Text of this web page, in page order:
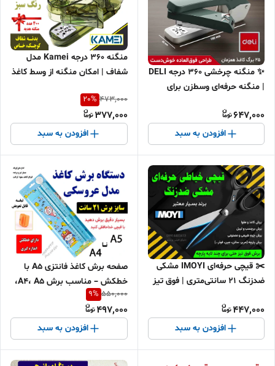
✨ منگنه چرخشی 360 درجه DELI
| منگنه حرفه‌ای وسط‌زن برای
647,000
افزودن به سبد
منگنه 360 درجه Kamei مدل
شفاف | امکان منگنه از وسط کاغذ
473,000
20%
377,000
افزودن به سبد
✂️ قیچی حرفه‌ای IMOYI مشکی
ضدزنگ ۲۱ سانتی‌متری | فوق تیز
چرم
447,000
افزودن به سبد
صفحه برش کاغذ فانتزی A5 با
خطکش – مناسب برش A4، A5،
عکس و برچسب
550,000
9%
497,000
افزودن به سبد